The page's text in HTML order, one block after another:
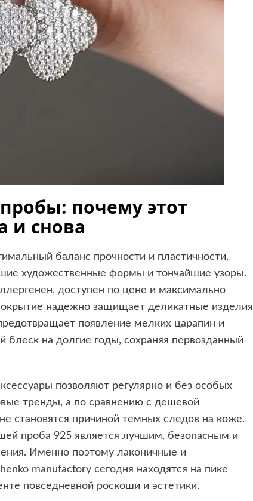
почему этот
и снова
баланс прочности и пластичности,
художественные формы и тончайшие узоры.
доступен по цене и максимально
надежно защищает деликатные изделия
появление мелких царапин и
на долгие годы, сохраняя первозданный
позволяют регулярно и без особых
тренды, а по сравнению с дешевой
становятся причиной темных следов на коже.
проба 925 является лучшим, безопасным и
Именно поэтому лаконичные и
manufactory сегодня находятся на пике
повседневной роскоши и эстетики.